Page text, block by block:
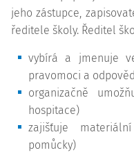
jeho zástupce,
ředitele školy. Ředitel
vybírá a jmenuje
pravomoci a
organizačně
hospitace)
zajišťuje
pomůcky)